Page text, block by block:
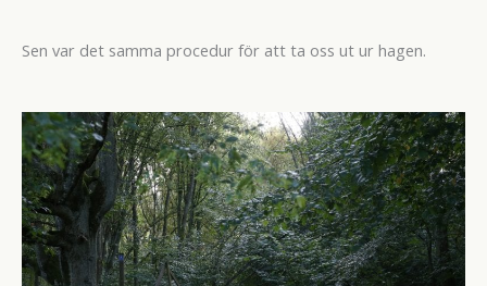
Sen var det samma procedur för att ta oss ut ur hagen.